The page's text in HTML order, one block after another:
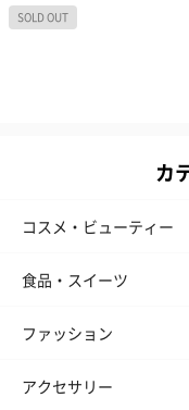
カ
コスメ・ビューティー
食品・スイーツ
ファッション
アクセサリー